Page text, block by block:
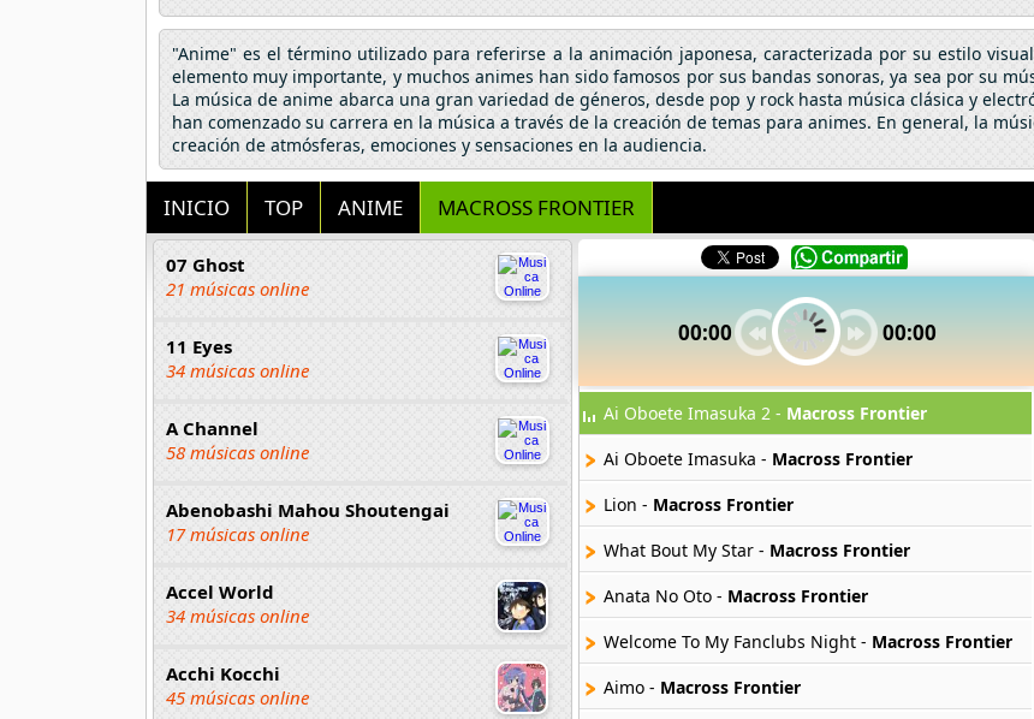
"Anime" es el término utilizado para referirse a la animación japonesa, caracterizada por su estilo
elemento muy importante, y muchos animes han sido famosos por sus bandas sonoras, ya sea por su
La música de anime abarca una gran variedad de géneros, desde pop y rock hasta música clásica y
han comenzado su carrera en la música a través de la creación de temas para animes. En general, la
creación de atmósferas, emociones y sensaciones en la audiencia.
INICIO TOP ANIME MACROSS FRONTIER
07 Ghost
21 músicas online
11 Eyes
34 músicas online
A Channel
58 músicas online
Abenobashi Mahou Shoutengai
17 músicas online
Accel World
34 músicas online
Acchi Kocchi
45 músicas online
00:00 00:00
Ai Oboete Imasuka 2 - Macross Frontier
Ai Oboete Imasuka - Macross Frontier
Lion - Macross Frontier
What Bout My Star - Macross Frontier
Anata No Oto - Macross Frontier
Welcome To My Fanclubs Night - Macross Frontier
Aimo - Macross Frontier